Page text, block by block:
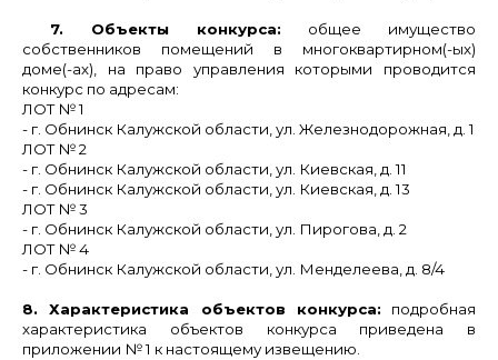
7. Объекты конкурса:
общее имущество
собственников помещений в многоквартирном(-ых)
доме(-ах), на право управления которыми проводится
конкурс по адресам:
ЛОТ № 1
- г. Обнинск Калужской области, ул. Железнодорожная, д. 1
ЛОТ № 2
- г. Обнинск Калужской области, ул. Киевская, д. 11
- г. Обнинск Калужской области, ул. Киевская, д. 13
ЛОТ № 3
- г. Обнинск Калужской области, ул. Пирогова, д. 2
ЛОТ № 4
- г. Обнинск Калужской области, ул. Менделеева, д. 8/4
8. Характеристика объектов конкурса:
подробная
характеристика объектов конкурса приведена в
приложении № 1 к настоящему извещению.